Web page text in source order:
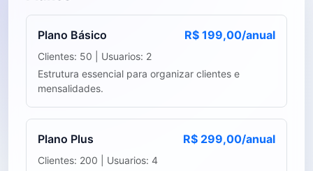
Plano Básico R$ 199,00/anual
Clientes: 50 | Usuarios: 2
Estrutura essencial para organizar clientes e
mensalidades.
Plano Plus R$ 299,00/anual
Clientes: 200 | Usuarios: 4